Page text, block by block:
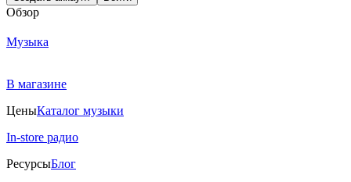
Обзор
Музыка
В магазине
ЦеныКаталог музыки
In-store радио
РесурсыБлог